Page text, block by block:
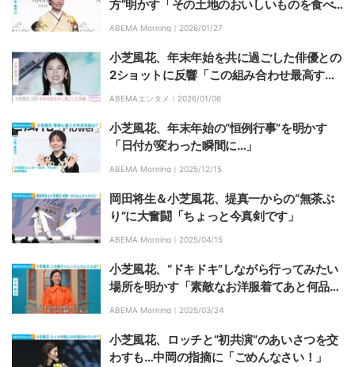
方”明かす「その土地のおいしいものを食べ
たい」
ABEMA Morning｜ 2026/01/27
小芝風花、年末年始を共に過ごした俳優との
2ショットに反響「この組み合わせ最高すぎ
る」
ABEMAエンタメ｜ 2026/01/06
小芝風花、年末年始の“恒例行事”を明かす
「日付が変わった瞬間に…」
ABEMA Morning｜ 2025/12/15
岡田将生＆小芝風花、堤真一からの“無茶ぶ
り”に大奮闘「ちょっと今真剣です」
ABEMA Morning｜ 2025/04/15
小芝風花、“ドキドキ”しながら行ってみたい
場所を明かす「素敵なお洋服着てあと何品来
るのかなって」
ABEMA Morning｜ 2025/03/24
小芝風花、ロッチと“初共演”のあいさつを交
わすも…中岡の指摘に「ごめんなさい！」